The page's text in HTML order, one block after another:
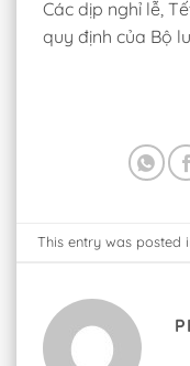
Các dịp nghỉ lễ,
quy định của Bộ
This entry was posted